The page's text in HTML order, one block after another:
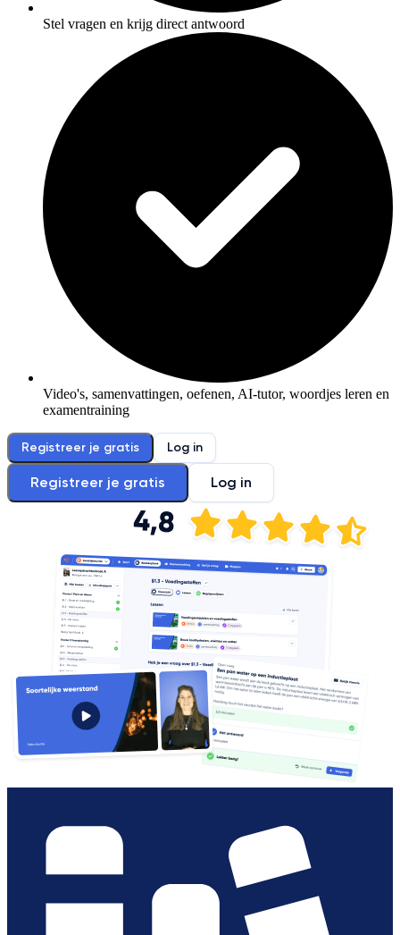
Stel vragen en krijg direct antwoord
Video's, samenvattingen, oefenen, AI-tutor, woordjes leren en
examentraining
Registreer je gratis Log in
Registreer je gratis Log in